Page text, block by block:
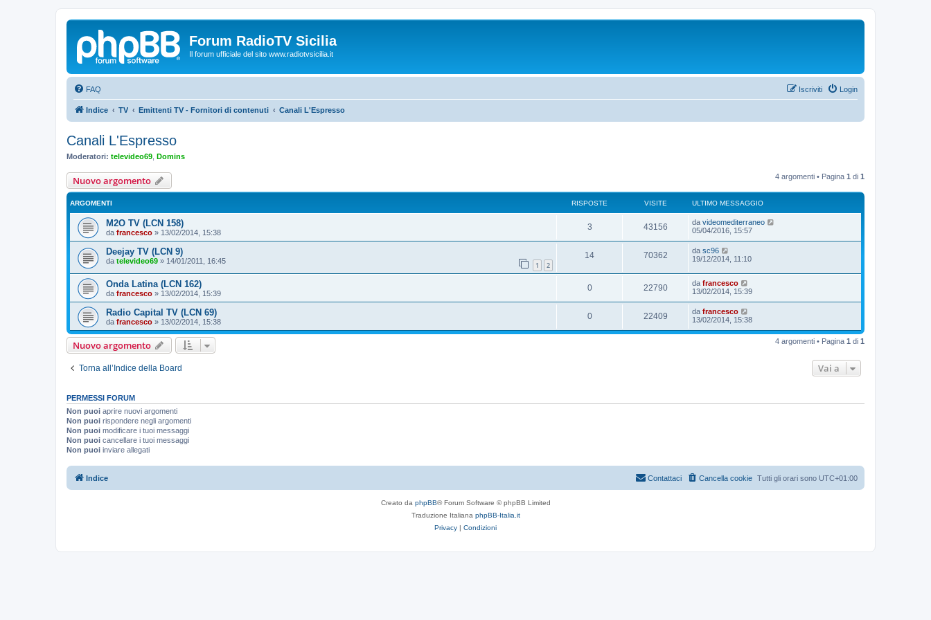
Forum RadioTV Sicilia
Il forum ufficiale del sito www.radiotvsicilia.it
FAQ Login
Iscriviti
Indice TV Emittenti TV - Fornitori di contenuti Canali L'Espresso
Canali L'Espresso
Moderatori: televideo69 Domins
Nuovo argomento 4 argomenti • Pagina 1 di 1
ARGOMENTI RISPOSTE VISITE ULTIMO MESSAGGIO
M2O TV (LCN 158)
da francesco » 13/02/2014, 15:38
3 43156 da videomediterraneo
05/04/2016, 15:57
Deejay TV (LCN 9)
da televideo69 » 14/01/2011, 16:45 1 2
14 70362 da sc96
19/12/2014, 11:10
Onda Latina (LCN 162)
da francesco » 13/02/2014, 15:39
0 22790 da francesco
13/02/2014, 15:39
Radio Capital TV (LCN 69)
da francesco » 13/02/2014, 15:38
0 22409 da francesco
13/02/2014, 15:38
Nuovo argomento 4 argomenti • Pagina 1 di 1
Torna all’Indice della Board Vai a
PERMESSI FORUM
Non puoi aprire nuovi argomenti
Non puoi rispondere negli argomenti
Non puoi modificare i tuoi messaggi
Non puoi cancellare i tuoi messaggi
Non puoi inviare allegati
Indice Tutti gli orari sono UTC+01:00
Cancella cookie
Contattaci
Creato da phpBB® Forum Software © phpBB Limited
Traduzione Italiana phpBB-Italia.it
Privacy | Condizioni